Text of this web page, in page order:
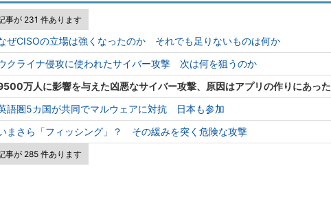
事が 231 件あります
ぜCISOの立場は強くなったのか それでも足りないものは何か
クライナ侵攻に使われたサイバー攻撃 次は何を狙うのか
万人に影響を与えた凶悪なサイバー攻撃、原因はアプリの作りにあった
語圏5カ国が共同でマルウェアに対抗 日本も参加
まさら「フィッシング」？ その緩みを突く危険な攻撃
事が 285 件あります